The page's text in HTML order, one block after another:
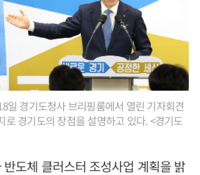
일 경기도청사 브리핑룸에서 열린 기자회견
로 경기도의 장점을 설명하고 있다. <경기도
도체 클러스터 조성사업 계획을 밝